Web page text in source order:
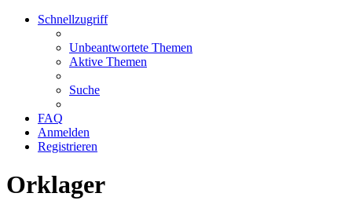
Schnellzugriff
Unbeantwortete Themen
Aktive Themen
Suche
FAQ
Anmelden
Registrieren
Orklager